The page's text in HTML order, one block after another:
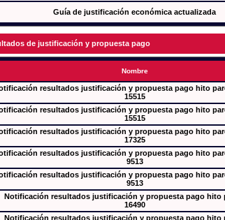
Guía de justificación económica actualizada
de justificación y propuesta pago
Nombre
resultados justificación y propuesta pago hito
15515
resultados justificación y propuesta pago hito
15515
resultados justificación y propuesta pago hito
17325
resultados justificación y propuesta pago hito
9513
resultados justificación y propuesta pago hito
9513
Notificación resultados justificación y propuesta pago hito
16490
Notificación resultados justificación y propuesta pago hito